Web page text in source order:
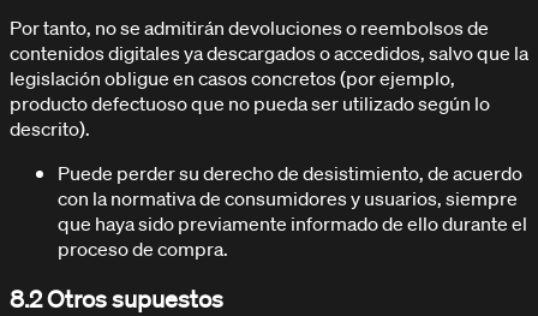
Por tanto, no se admitirán devoluciones o reembolsos de
contenidos digitales ya descargados o accedidos, salvo que la
legislación obligue en casos concretos (por ejemplo,
producto defectuoso que no pueda ser utilizado según lo
descrito).
Puede perder su derecho de desistimiento, de acuerdo
con la normativa de consumidores y usuarios, siempre
que haya sido previamente informado de ello durante el
proceso de compra.
8.2 Otros supuestos